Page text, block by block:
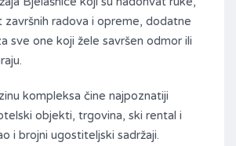
završnih radova i opreme, dodatne
sve one koji žele savršen odmor ili
kompleksa čine najpoznatiji
objekti, trgovina, ski rental i
i brojni ugostiteljski sadržaji.